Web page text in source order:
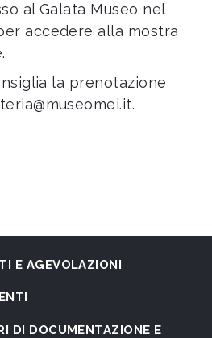
al Galata Museo nel
accedere alla mostra
la prenotazione
.
E AGEVOLAZIONI
DI DOCUMENTAZIONE E